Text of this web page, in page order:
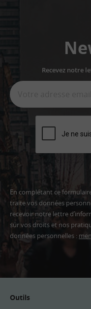
Recevez notre
En complétant ce
traite vos données
recevoir notre lettre
sur vos droits et nos
données personnelles :
Outils